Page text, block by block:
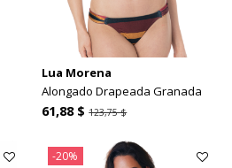
Lua Morena
Alongado Drapeada Granada
61,88 $123,75 $
-20%